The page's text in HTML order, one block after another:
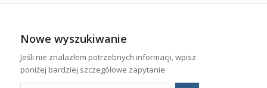
Nowe wyszukiwanie
Jeśli nie znalazłem potrzebnych informacji, wpisz
poniżej bardziej szczegółowe zapytanie